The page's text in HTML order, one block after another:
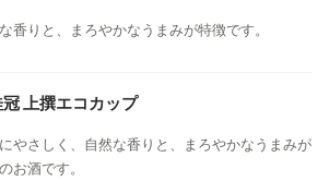
香りと、まろやかなうまみが特徴です。
冠 上撰エコカップ
やさしく、自然な香りと、まろやかなうまみが
お酒です。